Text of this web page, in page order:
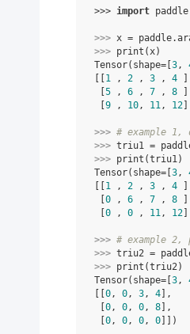
>>> import paddle
>>> x = paddle.
>>> print (x)
Tensor(shape=[ 3,
1 , 2 , 3 , 4
5 , 6 , 7 , 8
9 , 10, 11, 12
>>> # example 1,
>>> triu1 =
>>> print (triu1)
Tensor(shape=[ 3,
1 , 2 , 3 , 4
0 , 6 , 7 , 8
0 , 0 , 11, 12
>>> # example
>>> triu2 =
>>> print (triu2)
Tensor(shape=[ 3,
0, 0, 3, 4 ],
0, 0, 0, 8 ],
0, 0, 0, 0 ]])